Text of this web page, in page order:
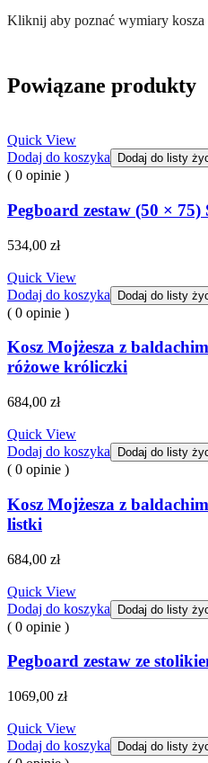
Kliknij aby poznać wymiary kosza
Powiązane produkty
Quick View
Dodaj do koszyka
Dodaj do listy
( 0 opinie )
Pegboard zestaw (50 ×
534,00 zł
Quick View
Dodaj do koszyka
Dodaj do listy
( 0 opinie )
Kosz Mojżesza z
różowe króliczki
684,00 zł
Quick View
Dodaj do koszyka
Dodaj do listy
( 0 opinie )
Kosz Mojżesza z
listki
684,00 zł
Quick View
Dodaj do koszyka
Dodaj do listy
( 0 opinie )
Pegboard zestaw ze
1069,00 zł
Quick View
Dodaj do koszyka
Dodaj do listy